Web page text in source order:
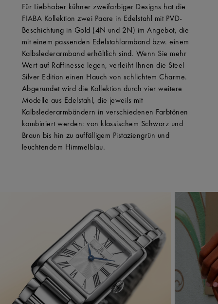
Für Liebhaber kühner zweifarbiger Designs hat die
FIABA Kollektion zwei Paare in Edelstahl mit PVD-
Beschichtung in Gold (4N und 2N) im Angebot, die
mit einem passenden Edelstahlarmband bzw. einem
Kalbslederarmband erhältlich sind. Wenn Sie mehr
Wert auf Raffinesse legen, verleiht Ihnen die Steel
Silver Edition einen Hauch von schlichtem Charme.
Abgerundet wird die Kollektion durch vier weitere
Modelle aus Edelstahl, die jeweils mit
Kalbslederarmbändern in verschiedenen Farbtönen
kombiniert werden: von klassischem Schwarz und
Braun bis hin zu auffälligem Pistaziengrün und
leuchtendem Himmelblau.